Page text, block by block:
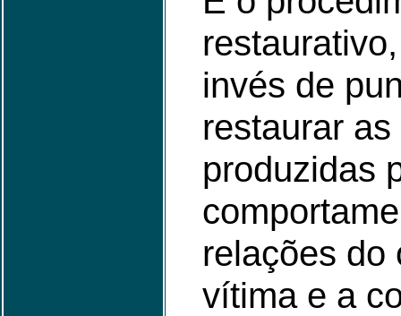
invés de
restaurar
produzidas
relações do
vítima e a